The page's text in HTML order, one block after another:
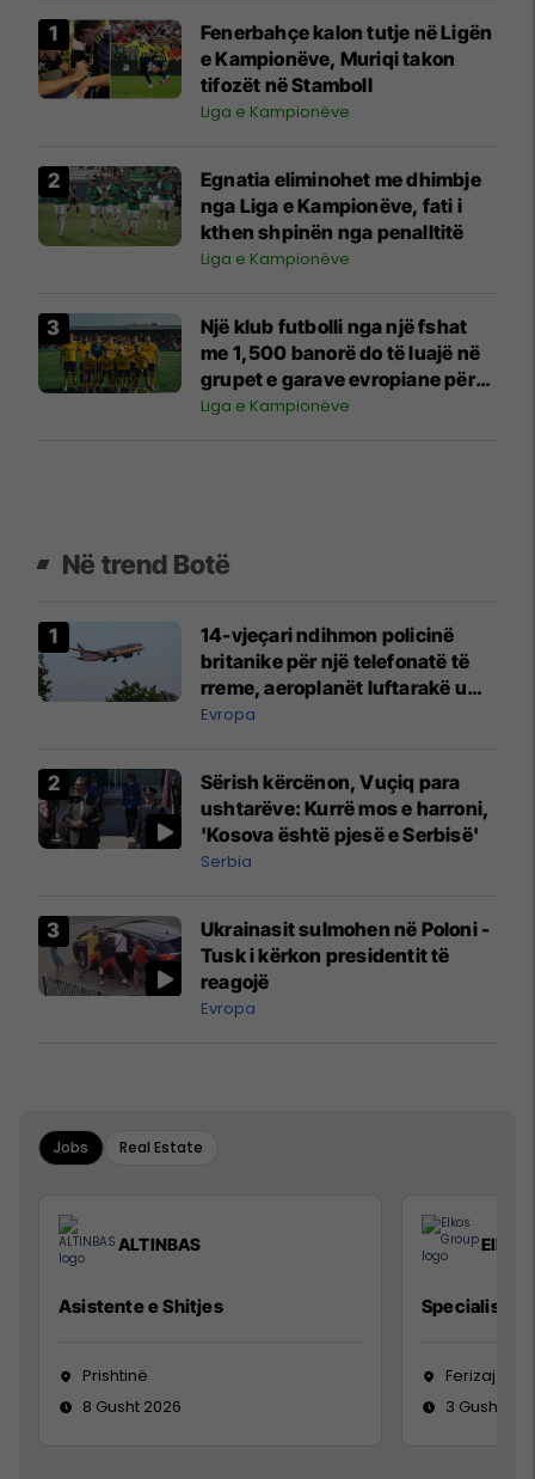
Fenerbahçe kalon tutje në Ligën
e Kampionëve, Muriqi takon
tifozët në Stamboll
Liga e Kampionëve
Egnatia eliminohet me dhimbje
nga Liga e Kampionëve, fati i
kthen shpinën nga penalltitë
Liga e Kampionëve
Një klub futbolli nga një fshat
me 1,500 banorë do të luajë në
grupet e garave evropiane për
herë të parë në histori
Liga e Kampionëve
Në trend Botë
14-vjeçari ndihmon policinë
britanike për një telefonatë të
rreme, aeroplanët luftarakë u
ngritën në ajër për të
Mançesterit
Evropa
Sërish kërcënon, Vuçiq para
ushtarëve: Kurrë mos e harroni,
'Kosova është pjesë e Serbisë'
Serbia
Ukrainasit sulmohen në Poloni -
Tusk i kërkon presidentit të
reagojë
Evropa
Jobs Real Estate
ALTINBAS
Asistente e Shitjes
Prishtinë
8 Gusht 2026
Elkos
Specialist
Ferizaj
3 Gusht